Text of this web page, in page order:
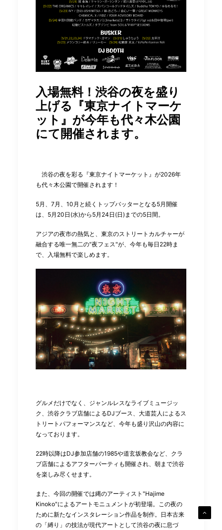
入場無料！渋谷の夜を盛り
上げる『東京ナイトマーケ
ット』が今年も代々木公園
にて開催されます。
渋谷の夜を彩る『東京ナイトマーケット』が2026年
も代々木公園で開催されます！
5月、7月、10月と続くトップバッターとなる5月開催
は、5月20日(水)から5月24日(日)までの5日間。
アジアの夜市の熱気と、東京のストリートカルチャーが
融合する唯一無二の"夜フェス"が、今年も毎日22時ま
で、入場無料で楽しめます。
グルメだけでなく、ジャンルレスなライブミュージッ
ク、渋谷クラブ店舗によるDJブース、大道芸人によるス
トリートパフォーマンスなど、今年も盛り沢山の内容に
なっております。
22時以降はDJ参加店舗の1985や道玄坂教会など、クラ
ブ店舗によるアフターパーティも開催され、朝まで渋谷
を楽しみ尽くせます。
また、今回の開催では縄のアーティスト"Hajime
Kinoko"によるアートモニュメントが初登場。この夜の
ために新たなインスタレーション作品を制作。日本古来
の「縛り」の技法が現代アートとして渋谷の夜に息づ